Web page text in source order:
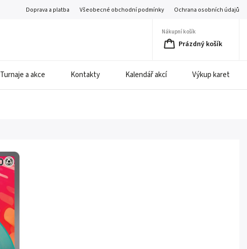
Doprava a platba Všeobecné obchodní podmínky Ochrana osobních údajů
Nákupní košík
Prázdný košík
Turnaje a akce Kontakty Kalendář akcí Výkup karet